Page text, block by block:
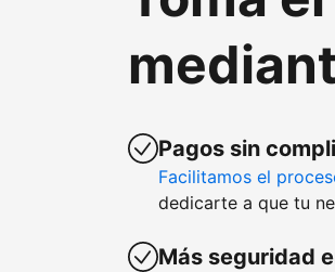
Pagos sin
Facilitamos el
dedicarte a que tu
Más seguridad